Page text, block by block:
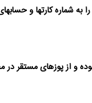
پوزهای مستقر در محل